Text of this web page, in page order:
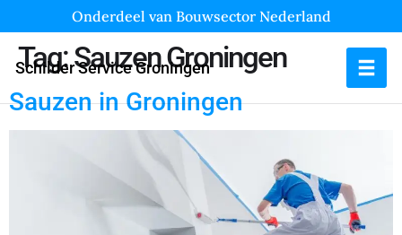
Onderdeel van Bouwsector Nederland
Schilder Service Groningen
Tag:Sauzen Groningen
Sauzen in Groningen